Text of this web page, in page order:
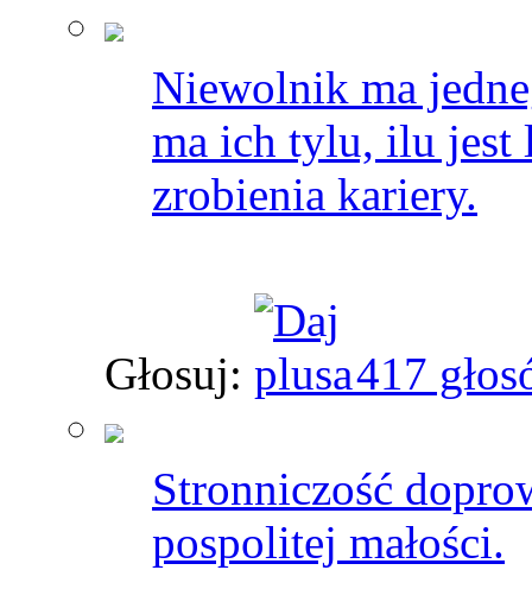
Niewolnik ma
ma ich tylu, ilu jest
zrobienia kariery.
Głosuj: 417
Stronniczość
pospolitej małości.